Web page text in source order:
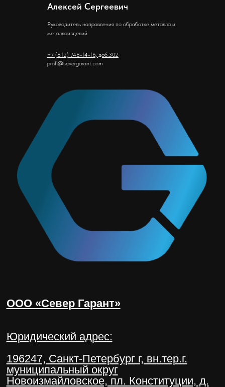
Алексей Сергеевич
Руководитель направления по обработке металла и
металлоизделий
+7 (812) 748-14-16, доб.302
profi@severgarant.com